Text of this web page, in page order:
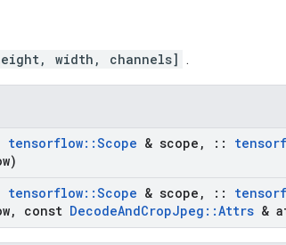
width, channels] .
tensorflow::Scope & scope , ::
tensorflow::Scope & scope , ::
, const DecodeAndCropJpeg ::Attrs &